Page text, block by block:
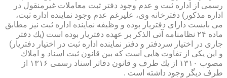
رسمی از اداره ثبت و عدم وجود دفتر ثبت معاملات غیرمنقول در
اداره مذكور) دفترخانه وی، علیرغم عدم وجود نماینده اداره ثبت،
می بایست دارای دفتریار بوده و وظیفه نماینده اداره ثبت نیز مطابق
ماده ۲۴ نظامنامه آتی الذكر بر عهده دفتریار بوده است (یك دفتر
جاری در اختیار سردفتر و دفتر نماینده اداره ثبت در اختیار دفتریار)
و این یكی از تفاوت هایی است كه بین قانون ثبت اسناد و املاك
مصوب ۱۳۱۰ از یك طرف و قانون دفاتر اسناد رسمی ۱۳۱۶ از
طرف دیگر وجود داشته است .